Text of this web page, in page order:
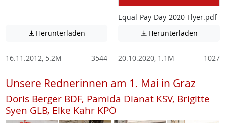
 Herunterladen Achtung: Diese Datei enthält unter
16.11.2012, 5.2M 3544
Equal-Pay-Day-2020-Flyer.pdf
 Herunterladen
20.10.2020, 1.1M 1027
Unsere Rednerinnen am 1. Mai in Graz
Doris Berger BDF, Pamida Dianat KSV, Brigitte
Syen GLB, Elke Kahr KPÖ